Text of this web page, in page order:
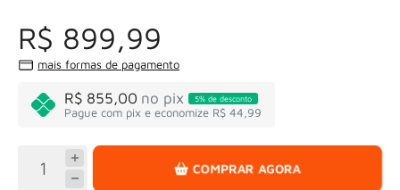
R$ 899,99
mais formas de pagamento
R$ 855,00 no pix 5% de desconto
Pague com pix e economize R$ 44,99
COMPRAR AGORA